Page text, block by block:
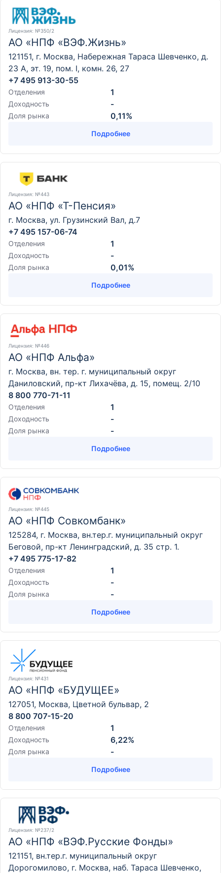
Лицензия: №350/2
АО «НПФ «ВЭФ.Жизнь»
121151, г. Москва, Набережная Тараса Шевченко, д.
23 А, эт. 19, пом. I, комн. 26, 27
+7 495 913-30-55
Отделения 1
Доходность -
Доля рынка 0,11%
Подробнее
Лицензия: №443
АО «НПФ «Т-Пенсия»
г. Москва, ул. Грузинский Вал, д.7
+7 495 157-06-74
Отделения 1
Доходность -
Доля рынка 0,01%
Подробнее
Лицензия: №446
АО «НПФ Альфа»
г. Москва, вн. тер. г. муниципальный округ
Даниловский, пр-кт Лихачёва, д. 15, помещ. 2/10
8 800 770-71-11
Отделения 1
Доходность -
Доля рынка -
Подробнее
Лицензия: №445
АО «НПФ Совкомбанк»
125284, г. Москва, вн.тер.г. муниципальный округ
Беговой, пр-кт Ленинградский, д. 35 стр. 1.
+7 495 775-17-82
Отделения 1
Доходность -
Доля рынка -
Подробнее
Лицензия: №431
АО «НПФ «БУДУЩЕЕ»
127051, Москва, Цветной бульвар, 2
8 800 707-15-20
Отделения 1
Доходность 6,22%
Доля рынка -
Подробнее
Лицензия: №237/2
АО «НПФ «ВЭФ.Русские Фонды»
121151, вн.тер.г. муниципальный округ
Дорогомилово, г. Москва, наб. Тараса Шевченко,